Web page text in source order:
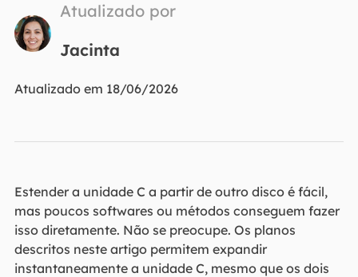
Atualizado por
Jacinta
Atualizado em 18/06/2026
Estender a unidade C a partir de outro disco é fácil,
mas poucos softwares ou métodos conseguem fazer
isso diretamente. Não se preocupe. Os planos
descritos neste artigo permitem expandir
instantaneamente a unidade C, mesmo que os dois